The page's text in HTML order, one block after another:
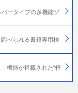
ータイプの多機能ソ
べられる書籍専用検
機能が搭載された“軽